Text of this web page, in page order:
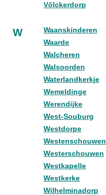
Völckerdorp
W
Waanskinderen
Waarde
Walcheren
Walsoorden
Waterlandkerkje
Wemeldinge
Werendijke
West-Souburg
Westdorpe
Westenschouwen
Westerschouwen
Westkapelle
Westkerke
Wilhelminadorp